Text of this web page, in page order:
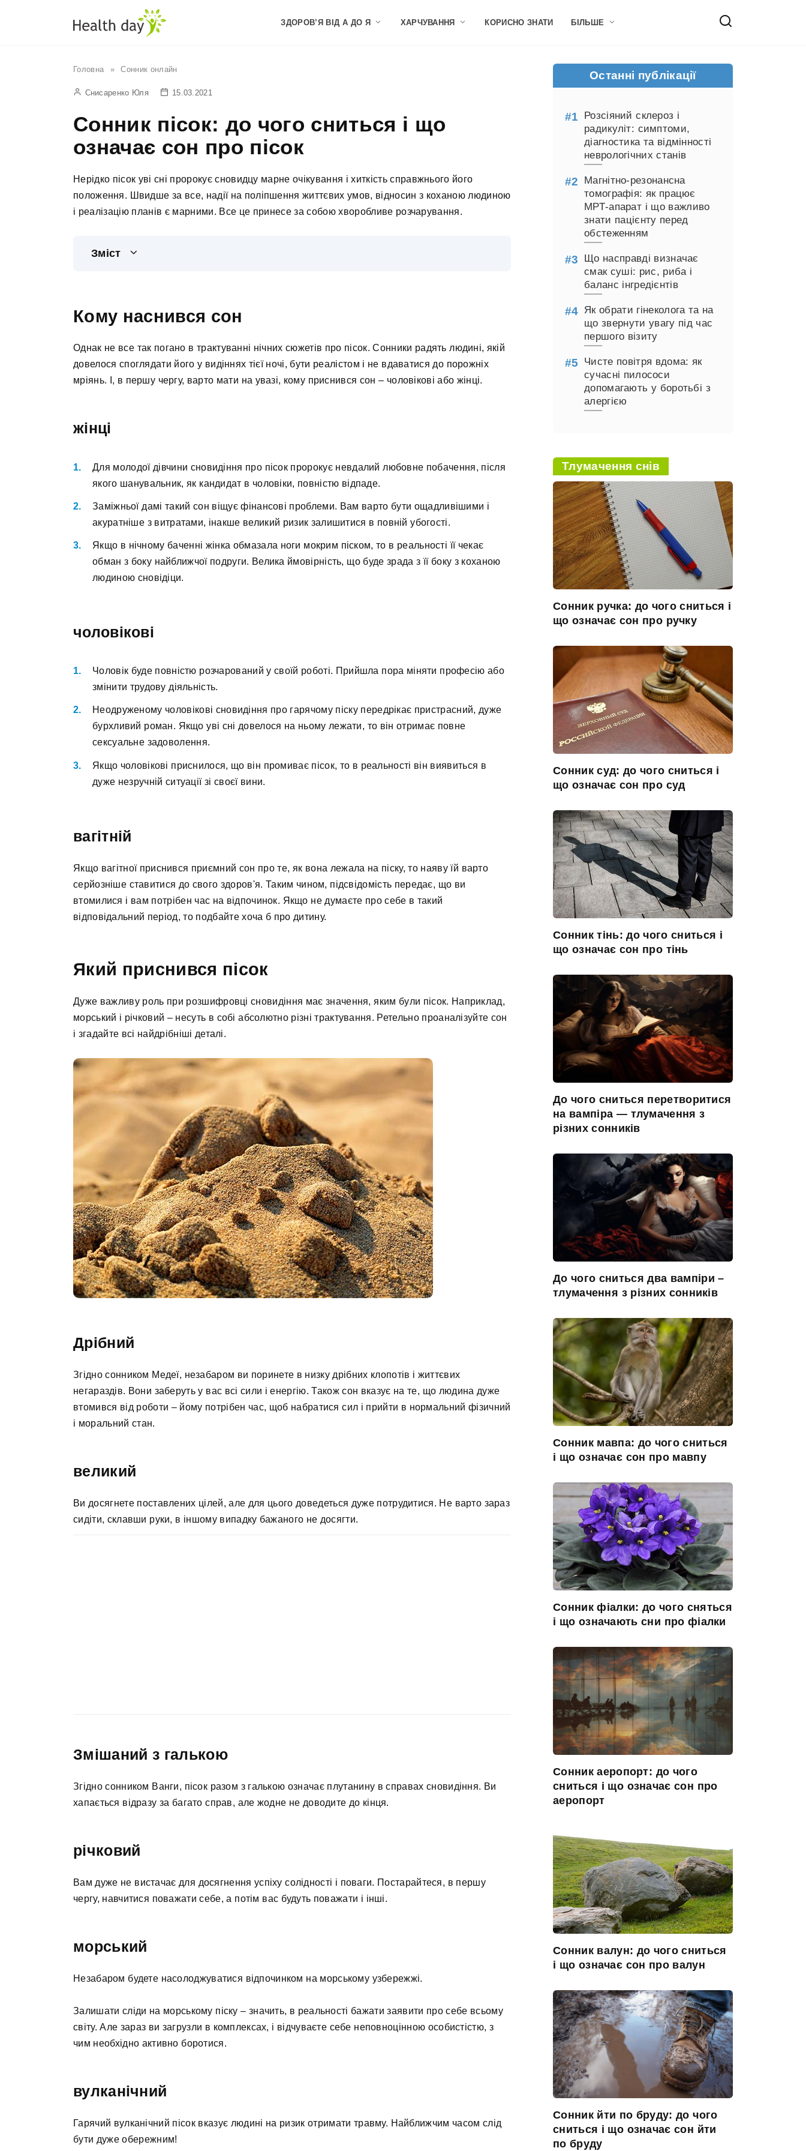
ЗДОРОВ’Я ВІД А ДО Я ХАРЧУВАННЯ КОРИСНО ЗНАТИ БІЛЬШЕ
Головна » Сонник онлайн
Снисаренко Юля 15.03.2021
Сонник пісок: до чого сниться і що
означає сон про пісок
Нерідко пісок уві сні пророкує сновидцу марне очікування і хиткість справжнього його
положення. Швидше за все, надії на поліпшення життєвих умов, відносин з коханою людиною
і реалізацію планів є марними. Все це принесе за собою хворобливе розчарування.
Зміст
Кому наснився сон
Однак не все так погано в трактуванні нічних сюжетів про пісок. Сонники радять людині, якій
довелося споглядати його у видіннях тієї ночі, бути реалістом і не вдаватися до порожніх
мріянь. І, в першу чергу, варто мати на увазі, кому приснився сон – чоловікові або жінці.
жінці
Для молодої дівчини сновидіння про пісок пророкує невдалий любовне побачення, після
якого шанувальник, як кандидат в чоловіки, повністю відпаде.
Заміжньої дамі такий сон віщує фінансові проблеми. Вам варто бути ощадливішими і
акуратніше з витратами, інакше великий ризик залишитися в повній убогості.
Якщо в нічному баченні жінка обмазала ноги мокрим піском, то в реальності її чекає
обман з боку найближчої подруги. Велика ймовірність, що буде зрада з її боку з коханою
людиною сновідіци.
чоловікові
Чоловік буде повністю розчарований у своїй роботі. Прийшла пора міняти професію або
змінити трудову діяльність.
Неодруженому чоловікові сновидіння про гарячому піску передрікає пристрасний, дуже
бурхливий роман. Якщо уві сні довелося на ньому лежати, то він отримає повне
сексуальне задоволення.
Якщо чоловікові приснилося, що він промиває пісок, то в реальності він виявиться в
дуже незручній ситуації зі своєї вини.
вагітній
Якщо вагітної приснився приємний сон про те, як вона лежала на піску, то наяву їй варто
серйозніше ставитися до свого здоров'я. Таким чином, підсвідомість передає, що ви
втомилися і вам потрібен час на відпочинок. Якщо не думаєте про себе в такий
відповідальний період, то подбайте хоча б про дитину.
Який приснився пісок
Дуже важливу роль при розшифровці сновидіння має значення, яким були пісок. Наприклад,
морський і річковий – несуть в собі абсолютно різні трактування. Ретельно проаналізуйте сон
і згадайте всі найдрібніші деталі.
Дрібний
Згідно сонником Медеї, незабаром ви поринете в низку дрібних клопотів і життєвих
негараздів. Вони заберуть у вас всі сили і енергію. Також сон вказує на те, що людина дуже
втомився від роботи – йому потрібен час, щоб набратися сил і прийти в нормальний фізичний
і моральний стан.
великий
Ви досягнете поставлених цілей, але для цього доведеться дуже потрудитися. Не варто зараз
сидіти, склавши руки, в іншому випадку бажаного не досягти.
Змішаний з галькою
Згідно сонником Ванги, пісок разом з галькою означає плутанину в справах сновидіння. Ви
хапається відразу за багато справ, але жодне не доводите до кінця.
річковий
Вам дуже не вистачає для досягнення успіху солідності і поваги. Постарайтеся, в першу
чергу, навчитися поважати себе, а потім вас будуть поважати і інші.
морський
Незабаром будете насолоджуватися відпочинком на морському узбережжі.
Залишати сліди на морському піску – значить, в реальності бажати заявити про себе всьому
світу. Але зараз ви загрузли в комплексах, і відчуваєте себе неповноцінною особистістю, з
чим необхідно активно боротися.
вулканічний
Гарячий вулканічний пісок вказує людині на ризик отримати травму. Найближчим часом слід
бути дуже обережним!
Останні публікації
Розсіяний склероз і
радикуліт: симптоми,
діагностика та відмінності
неврологічних станів
Магнітно-резонансна
томографія: як працює
МРТ-апарат і що важливо
знати пацієнту перед
обстеженням
Що насправді визначає
смак суші: рис, риба і
баланс інгредієнтів
Як обрати гінеколога та на
що звернути увагу під час
першого візиту
Чисте повітря вдома: як
сучасні пилососи
допомагають у боротьбі з
алергією
Тлумачення снів
Сонник ручка: до чого сниться і
що означає сон про ручку
Сонник суд: до чого сниться і
що означає сон про суд
Сонник тінь: до чого сниться і
що означає сон про тінь
До чого сниться перетворитися
на вампіра — тлумачення з
різних сонників
До чого сниться два вампіри –
тлумачення з різних сонників
Сонник мавпа: до чого сниться
і що означає сон про мавпу
Сонник фіалки: до чого сняться
і що означають сни про фіалки
Сонник аеропорт: до чого
сниться і що означає сон про
аеропорт
Сонник валун: до чого сниться
і що означає сон про валун
Сонник йти по бруду: до чого
сниться і що означає сон йти
по бруду